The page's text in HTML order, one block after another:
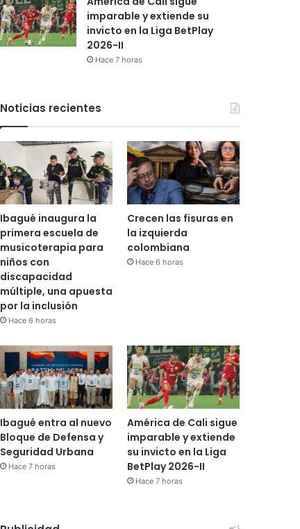
imparable y extiende su
invicto en la Liga BetPlay
2026-II
Hace 7 horas
Noticias recientes
Ibagué inaugura la
primera escuela de
musicoterapia para
niños con
discapacidad
múltiple, una apuesta
por la inclusión
Hace 6 horas
Crecen las fisuras en
la izquierda
colombiana
Hace 6 horas
Ibagué entra al nuevo
Bloque de Defensa y
Seguridad Urbana
Hace 7 horas
América de Cali sigue
imparable y extiende
su invicto en la Liga
BetPlay 2026-II
Hace 7 horas